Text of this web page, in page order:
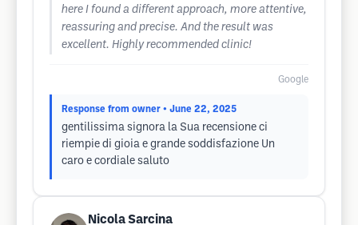
here I found a different approach, more attentive,
reassuring and precise. And the result was
excellent. Highly recommended clinic!
Google
Response from owner • June 22, 2025
gentilissima signora la Sua recensione ci
riempie di gioia e grande soddisfazione Un
caro e cordiale saluto
Nicola Sarcina